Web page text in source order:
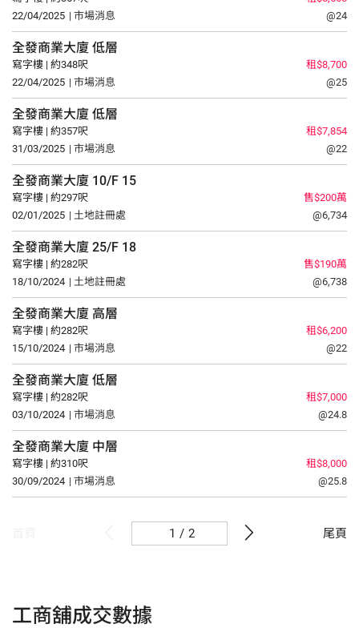
22/04/2025 | 市場消息 @24
全發商業大廈 低層
寫字樓 | 約348呎
租$8,700
22/04/2025 | 市場消息 @25
全發商業大廈 低層
寫字樓 | 約357呎
租$7,854
31/03/2025 | 市場消息 @22
全發商業大廈 10/F 15
寫字樓 | 約297呎
售$200萬
02/01/2025 | 土地註冊處 @6,734
全發商業大廈 25/F 18
寫字樓 | 約282呎
售$190萬
18/10/2024 | 土地註冊處 @6,738
全發商業大廈 高層
寫字樓 | 約282呎
租$6,200
15/10/2024 | 市場消息 @22
全發商業大廈 低層
寫字樓 | 約282呎
租$7,000
03/10/2024 | 市場消息 @24.8
全發商業大廈 中層
寫字樓 | 約310呎
租$8,000
30/09/2024 | 市場消息 @25.8
/ 2 尾頁
工商舖成交數據